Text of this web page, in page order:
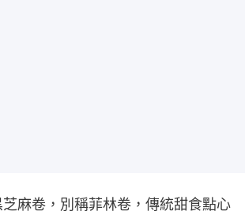
麻卷，別稱菲林卷，傳統甜食點心